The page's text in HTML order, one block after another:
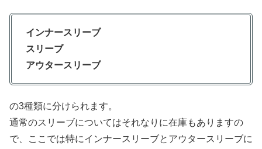
インナースリーブ
スリーブ
アウタースリーブ
の3種類に分けられます。
通常のスリーブについてはそれなりに在庫もありますの
で、ここでは特にインナースリーブとアウタースリーブに